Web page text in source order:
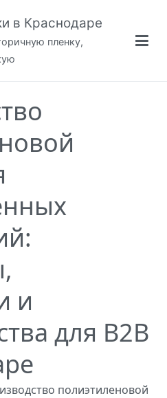
в Краснодаре
пленку,
и
для B2B
полиэтиленовой